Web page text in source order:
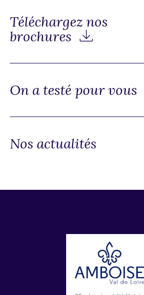
Téléchargez nos
brochures
On a testé pour vous
Nos actualités